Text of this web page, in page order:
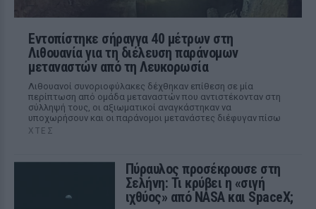
Εντοπίστηκε σήραγγα 40 μέτρων στη
Λιθουανία για τη διέλευση παράνομων
μεταναστών από τη Λευκορωσία
Λιθουανοί συνοριοφύλακες δέχθηκαν επίθεση σε μία
περίπτωση από ομάδα μεταναστών που αντιστέκονταν στη
σύλληψή τους, οι αξιωματικοί αναγκάστηκαν να
υποχωρήσουν και οι παράνομοι μετανάστες διέφυγαν πίσω
ΧΤΕΣ
Πύραυλος προσέκρουσε στη
Σελήνη: Τι κρύβει η «σιγή
ιχθύος» από NASA και SpaceX;